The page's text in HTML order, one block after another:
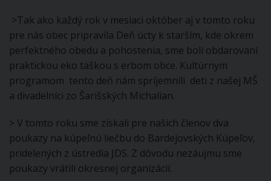
>Tak ako každý rok v mesiaci október aj v tomto roku
pre nás obec pripravila Deň úcty k starším, kde okrem
perfektného obedu a pohostenia, sme boli obdarovaní
praktickou eko taškou s erbom obce. Kultúrnym
programom tento deň nám spríjemnili deti z našej MŠ
a divadelníci zo Šarišských Michalian.
> V tomto roku sme získali pre našich členov dva
poukazy na kúpeľnú liečbu do Bardejovských Kúpeľov,
pridelených z ústredia JDS. Z dôvodu nezáujmu sme
poukazy vrátili okresnej organizácií.